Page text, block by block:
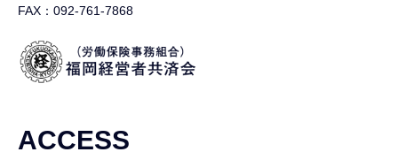
FAX：092-761-7868
ACCESS